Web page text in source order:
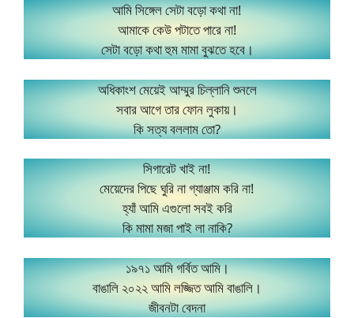
আমি সিঙ্গেল সেটা বড়ো কথা না!
আমাকে কেউ পটাতে পারে না!
সেটা বড়ো কথা হুম মামা বুঝতে হবে।
অধিকাংশ মেয়েই আম্মুর চিল্লানি শুনলে
সবার আগে তার ফোন লুকায়।
কি সত্য বললাম তো?
সিগারেট খাই না!
মেয়েদের পিছে ঘুরি না গ্যাঞ্জাম করি না!
হ্যাঁ আমি এগুলো সবই করি
কি মামা মজা পাই লা নাকি?
১৯৭১ আমি গর্বিত আমি।
বাঙালি ২০২২ আমি লজ্জিত আমি বাঙালি।
জীবনটা বেদনা